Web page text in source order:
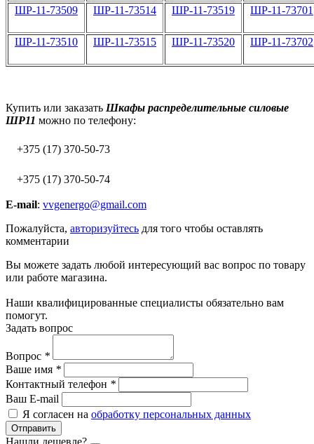
ШР-11-73509
ШР-11-73514 ШР-11-73519 ШР-11-73701
ШР-11-73510 ШР-11-73515 ШР-11-73520 ШР-11-73702
Купить или заказать Шкафы распределительные силовые
ШР11 можно по телефону:
+375 (17) 370-50-73
+375 (17) 370-50-74
E-mail: vvgenergo@gmail.com
Пожалуйста, авторизуйтесь для того чтобы оставлять
комментарии
Вы можете задать любой интересующий вас вопрос по товару
или работе магазина.
Наши квалифицированные специалисты обязательно вам
помогут.
Задать вопрос
Вопрос *
Ваше имя *
Контактный телефон *
Ваш E-mail
Я согласен на обработку персональных данных
Отправить
Нашли дешевле?